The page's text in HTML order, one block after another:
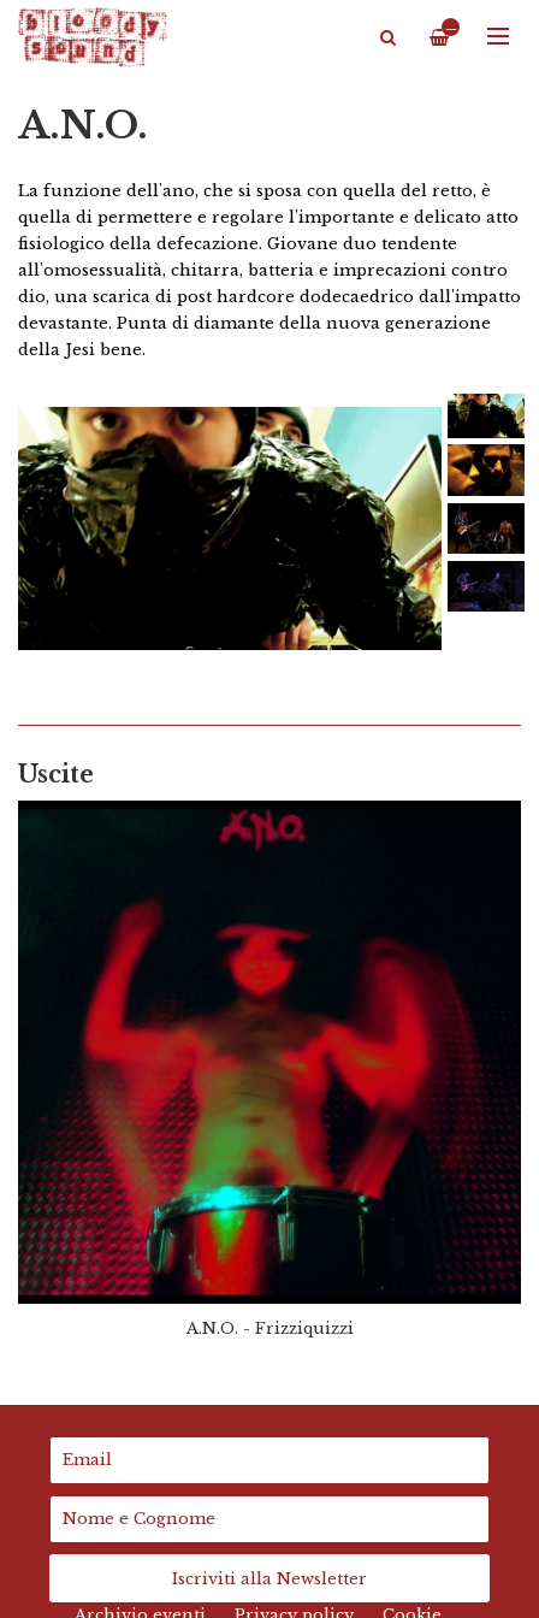
—
A.N.O.
La funzione dell'ano, che si sposa con quella del retto, è
quella di permettere e regolare l'importante e delicato atto
fisiologico della defecazione. Giovane duo tendente
all'omosessualità, chitarra, batteria e imprecazioni contro
dio, una scarica di post hardcore dodecaedrico dall'impatto
devastante. Punta di diamante della nuova generazione
della Jesi bene.
Uscite
A.N.O. - Frizziquizzi
Iscriviti alla Newsletter